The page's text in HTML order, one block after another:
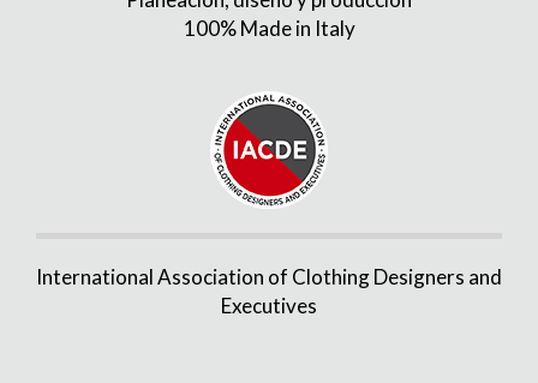
100% Made in Italy
International Association of Clothing Designers and
Executives